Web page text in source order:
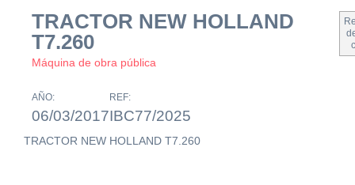
TRACTOR NEW HOLLAND
T7.260
Máquina de obra pública
AÑO:
06/03/2017
REF:
IBC77/2025
TRACTOR NEW HOLLAND T7.260